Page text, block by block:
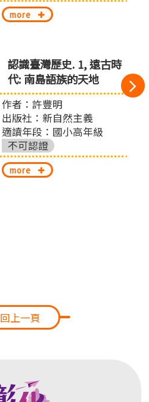
more
認識臺灣歷史. 1, 遠古時
代: 南島語族的天地
作者：許豐明
出版社：新自然主義
適讀年段：國小高年級
不可認證
more
回上一頁